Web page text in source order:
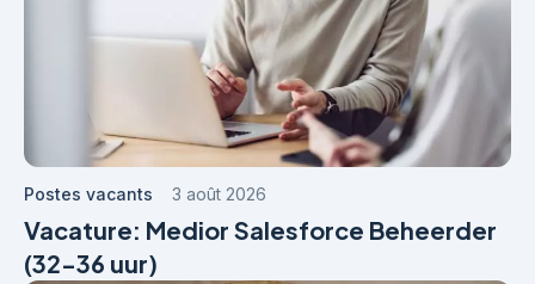
Postes vacants 3 août 2026
Vacature: Medior Salesforce Beheerder
(32-36 uur)